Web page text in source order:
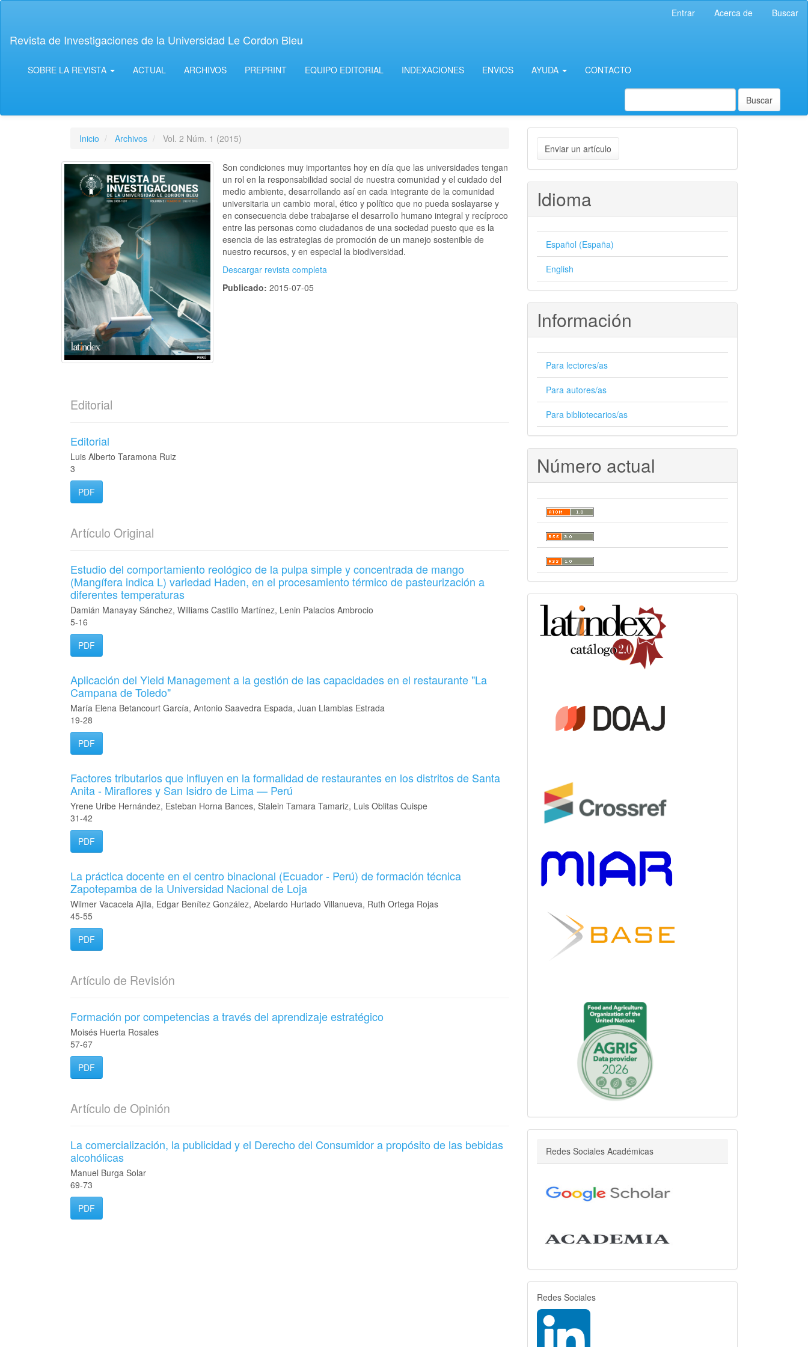
principal
lateral
Entrar Acerca de Buscar
Revista de Investigaciones de la Universidad Le Cordon Bleu
SOBRE LA REVISTA ACTUAL ARCHIVOS PREPRINT EQUIPO EDITORIAL INDEXACIONES ENVIOS AYUDA CONTACTO
Buscar
Inicio Archivos Vol. 2 Núm. 1 (2015)
Son condiciones muy importantes hoy en día que las universidades tengan
un rol en la responsabilidad social de nuestra comunidad y el cuidado del
medio ambiente, desarrollando así en cada integrante de la comunidad
universitaria un cambio moral, ético y político que no pueda soslayarse y
en consecuencia debe trabajarse el desarrollo humano integral y recíproco
entre las personas como ciudadanos de una sociedad puesto que es la
esencia de las estrategias de promoción de un manejo sostenible de
nuestro recursos, y en especial la biodiversidad.
Descargar revista completa
Publicado:2015-07-05
Editorial
Editorial
Luis Alberto Taramona Ruiz
3
PDF
Artículo Original
Estudio del comportamiento reológico de la pulpa simple y concentrada de mango
(Mangífera indica L) variedad Haden, en el procesamiento térmico de pasteurización a
diferentes temperaturas
Damián Manayay Sánchez, Williams Castillo Martínez, Lenin Palacios Ambrocio
5-16
PDF
Aplicación del Yield Management a la gestión de las capacidades en el restaurante "La
Campana de Toledo"
María Elena Betancourt García, Antonio Saavedra Espada, Juan Llambias Estrada
19-28
PDF
Factores tributarios que influyen en la formalidad de restaurantes en los distritos de Santa
Anita - Miraflores y San Isidro de Lima — Perú
Yrene Uribe Hernández, Esteban Horna Bances, Stalein Tamara Tamariz, Luis Oblitas Quispe
31-42
PDF
La práctica docente en el centro binacional (Ecuador - Perú) de formación técnica
Zapotepamba de la Universidad Nacional de Loja
Wilmer Vacacela Ajila, Edgar Benítez González, Abelardo Hurtado Villanueva, Ruth Ortega Rojas
45-55
PDF
Artículo de Revisión
Formación por competencias a través del aprendizaje estratégico
Moisés Huerta Rosales
57-67
PDF
Artículo de Opinión
La comercialización, la publicidad y el Derecho del Consumidor a propósito de las bebidas
alcohólicas
Manuel Burga Solar
69-73
PDF
Enviar
un
artículo
Enviar un artículo
Idioma
Español (España)
English
Información
Para lectores/as
Para autores/as
Para bibliotecarios/as
Número actual
indexacion
Redes Sociales Académicas
rrss
Redes Sociales